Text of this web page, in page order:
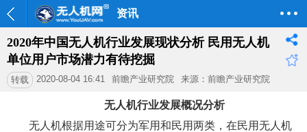
资讯
2020年中国无人机行业发展现状分析 民用无人机
单位用户市场潜力有待挖掘
转载 2020-08-04 16:41 前瞻产业研究院 来源：前瞻产业研究院
无人机行业发展概况分析
无人机根据用途可分为军用和民用两类，在民用无人机